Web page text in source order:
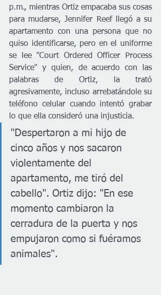
p.m., mientras Ortiz empacaba sus cosas
para mudarse, Jennifer Reef llegó a su
apartamento con una persona que no
quiso identificarse, pero en el uniforme
se lee "Court Ordered Officer Process
Service" y quien, de acuerdo con las
palabras de Ortiz, la trató
agresivamente, incluso arrebatándole su
teléfono celular cuando intentó grabar
lo que ella consideró una injusticia.
"Despertaron a mi hijo de
cinco años y nos sacaron
violentamente del
apartamento, me tiró del
cabello". Ortiz dijo: "En ese
momento cambiaron la
cerradura de la puerta y nos
empujaron como si fuéramos
animales".